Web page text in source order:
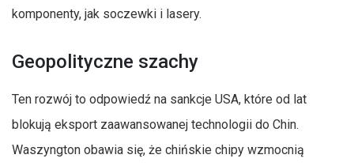
komponenty, jak soczewki i lasery.
Geopolityczne szachy
Ten rozwój to odpowiedź na sankcje USA, które od lat
blokują eksport zaawansowanej technologii do Chin.
Waszyngton obawia się, że chińskie chipy wzmocnią